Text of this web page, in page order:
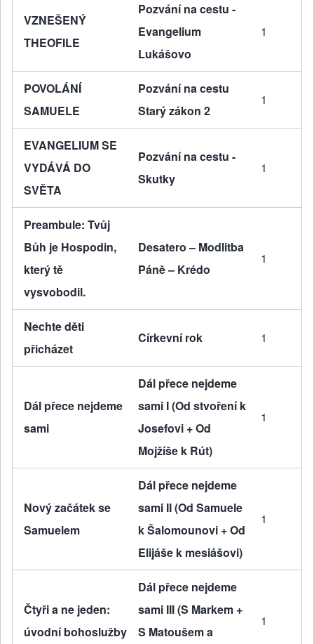
VZNEŠENÝ
THEOFILE
Pozvání na cestu -
Evangelium
Lukášovo
1
POVOLÁNÍ
SAMUELE
Pozvání na cestu
Starý zákon 2
1
EVANGELIUM SE
VYDÁVÁ DO
SVĚTA
Pozvání na cestu -
Skutky
1
Preambule: Tvůj
Bůh je Hospodin,
který tě
vysvobodil.
Desatero – Modlitba
Páně – Krédo
1
Nechte děti
přicházet
Církevní rok 1
Dál přece nejdeme
sami
Dál přece nejdeme
sami I (Od stvoření k
Josefovi + Od
Mojžíše k Rút)
1
Nový začátek se
Samuelem
Dál přece nejdeme
sami II (Od Samuele
k Šalomounovi + Od
Elijáše k mesiášovi)
1
Čtyři a ne jeden:
úvodní bohoslužby
Dál přece nejdeme
sami III (S Markem +
S Matoušem a
1